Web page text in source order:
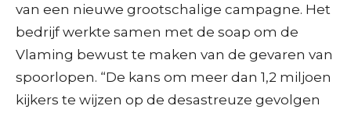
van een nieuwe grootschalige campagne. Het
bedrijf werkte samen met de soap om de
Vlaming bewust te maken van de gevaren van
spoorlopen. “De kans om meer dan 1,2 miljoen
kijkers te wijzen op de desastreuze gevolgen